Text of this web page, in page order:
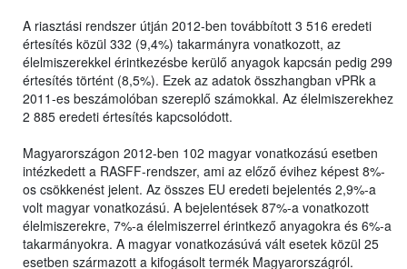
A riasztási rendszer útján 2012-ben továbbított 3 516 eredeti
értesítés közül 332 (9,4%) takarmányra vonatkozott, az
élelmiszerekkel érintkezésbe kerülő anyagok kapcsán pedig 299
értesítés történt (8,5%). Ezek az adatok összhangban vPRk a
2011-es beszámolóban szereplő számokkal. Az élelmiszerekhez
2 885 eredeti értesítés kapcsolódott.
Magyarországon 2012-ben 102 magyar vonatkozású esetben
intézkedett a RASFF-rendszer, ami az előző évihez képest 8%-
os csökkenést jelent. Az összes EU eredeti bejelentés 2,9%-a
volt magyar vonatkozású. A bejelentések 87%-a vonatkozott
élelmiszerekre, 7%-a élelmiszerrel érintkező anyagokra és 6%-a
takarmányokra. A magyar vonatkozásúvá vált esetek közül 25
esetben származott a kifogásolt termék Magyarországról.